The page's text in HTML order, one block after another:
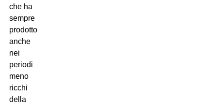
che ha
sempre
prodotto,
anche
nei
periodi
meno
ricchi
della